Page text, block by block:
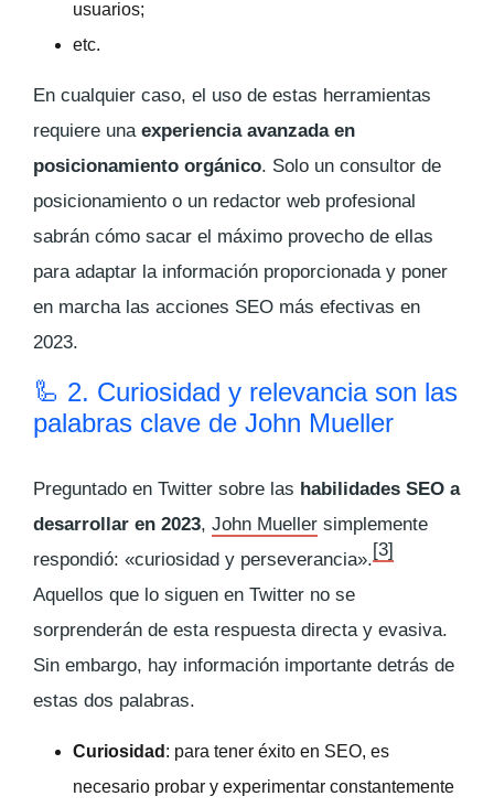
usuarios;
etc.
En cualquier caso, el uso de estas herramientas
requiere una experiencia avanzada en
posicionamiento orgánico. Solo un consultor de
posicionamiento o un redactor web profesional
sabrán cómo sacar el máximo provecho de ellas
para adaptar la información proporcionada y poner
en marcha las acciones SEO más efectivas en
2023.
🦾 2. Curiosidad y relevancia son las
palabras clave de John Mueller
Preguntado en Twitter sobre las habilidades SEO a
desarrollar en 2023, John Mueller simplemente
respondió: «curiosidad y perseverancia».[3]
Aquellos que lo siguen en Twitter no se
sorprenderán de esta respuesta directa y evasiva.
Sin embargo, hay información importante detrás de
estas dos palabras.
Curiosidad : para tener éxito en SEO, es
necesario probar y experimentar constantemente